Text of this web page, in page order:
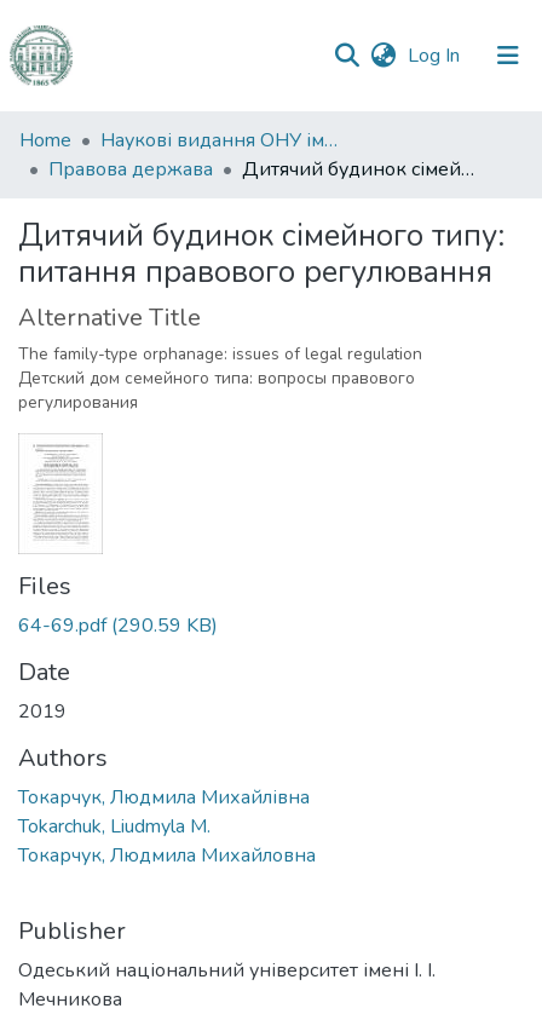
Log In (current)
Communities
&
All of DSpace
Statistics
Home
Наукові видання ОНУ імені І. І. Мечникова
Правова держава
Дитячий будинок сімейного типу: питання правового регулювання
Дитячий будинок сімейного типу:
питання правового регулювання
Alternative Title
The family-type orphanage: issues of legal regulation
Детский дом семейного типа: вопросы правового
регулирования
Files
64-69.pdf(290.59 KB)
Date
2019
Authors
Токарчук, Людмила Михайлівна
Tokarchuk, Liudmyla M.
Токарчук, Людмила Михайловна
Publisher
Одеський національний університет імені І. І.
Мечникова